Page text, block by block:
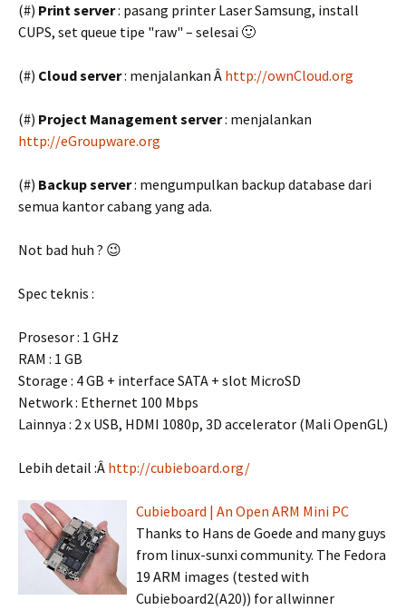
(#) Print server: pasang printer Laser Samsung, install
CUPS, set queue tipe "raw" – selesai 🙂
(#) Cloud server: menjalankan Â http://ownCloud.org
(#) Project Management server: menjalankan
http://eGroupware.org
(#) Backup server: mengumpulkan backup database dari
semua kantor cabang yang ada.
Not bad huh ? 😉
Spec teknis :
Prosesor : 1 GHz
RAM : 1 GB
Storage : 4 GB + interface SATA + slot MicroSD
Network : Ethernet 100 Mbps
Lainnya : 2 x USB, HDMI 1080p, 3D accelerator (Mali OpenGL)
Lebih detail :Â http://cubieboard.org/
Cubieboard | An Open ARM Mini PC
Thanks to Hans de Goede and many guys
from linux-sunxi community. The Fedora
19 ARM images (tested with
Cubieboard2(A20)) for allwinner